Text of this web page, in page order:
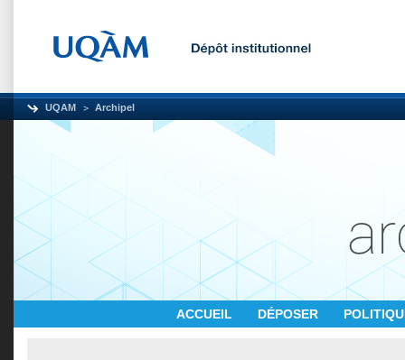
UQAM Archipel
ACCUEIL DÉPOSER